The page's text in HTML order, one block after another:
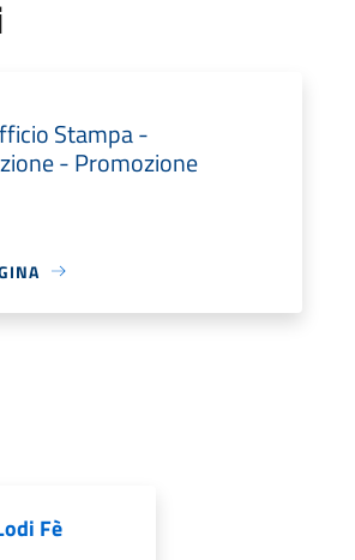
Stampa -
- Promozione
Fè